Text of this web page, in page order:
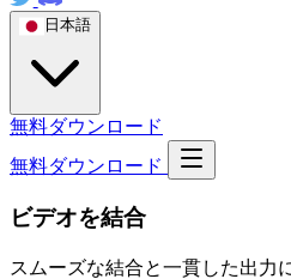
日本語
無料ダウンロード
無料ダウンロード
ビデオを結合
スムーズな結合と一貫した出力